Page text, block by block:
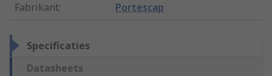
Fabrikant: Portescap
Specificaties
Datasheets